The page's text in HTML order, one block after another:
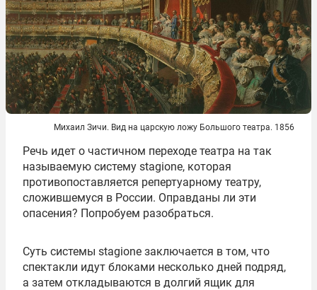
Михаил Зичи. Вид на царскую ложу Большого театра. 1856
Речь идет о частичном переходе театра на так
называемую систему stagione, которая
противопоставляется репертуарному театру,
сложившемуся в России. Оправданы ли эти
опасения? Попробуем разобраться.
Суть системы stagione заключается в том, что
спектакли идут блоками несколько дней подряд,
а затем откладываются в долгий ящик для